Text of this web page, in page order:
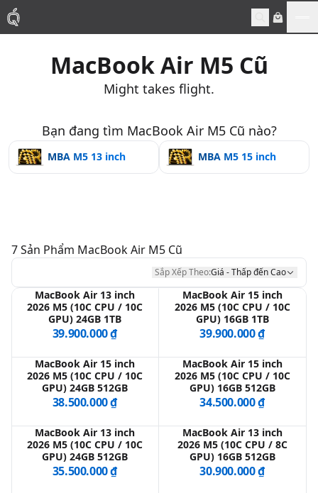
MacBook Air
Thay Linh Kiện
QBlog
MacBook Air M5 Cũ
Might takes flight.
Bạn đang tìm MacBook Air M5 Cũ nào?
MBA M5 13 inch MBA M5 15 inch
7Sản Phẩm MacBook Air M5 Cũ
Sắp Xếp Theo:Giá - Thấp đến Cao
MacBook Air 13 inch
2026 M5 (10C CPU / 10C
GPU) 24GB 1TB
39.900.000 ₫
MacBook Air 15 inch
2026 M5 (10C CPU / 10C
GPU) 16GB 1TB
39.900.000 ₫
MacBook Air 15 inch
2026 M5 (10C CPU / 10C
GPU) 24GB 512GB
38.500.000 ₫
MacBook Air 15 inch
2026 M5 (10C CPU / 10C
GPU) 16GB 512GB
34.500.000 ₫
MacBook Air 13 inch
2026 M5 (10C CPU / 10C
GPU) 24GB 512GB
35.500.000 ₫
MacBook Air 13 inch
2026 M5 (10C CPU / 8C
GPU) 16GB 512GB
30.900.000 ₫